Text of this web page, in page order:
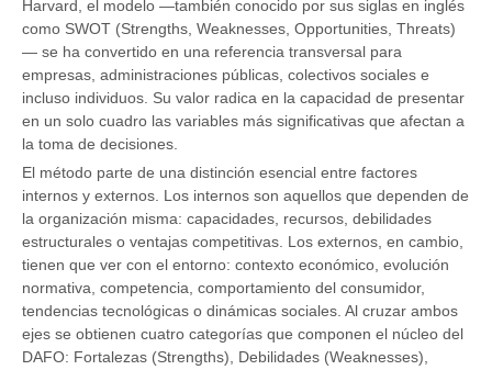
Harvard, el modelo —también conocido por sus siglas en inglés
como SWOT (Strengths, Weaknesses, Opportunities, Threats)
— se ha convertido en una referencia transversal para
empresas, administraciones públicas, colectivos sociales e
incluso individuos. Su valor radica en la capacidad de presentar
en un solo cuadro las variables más significativas que afectan a
la toma de decisiones.
El método parte de una distinción esencial entre factores
internos y externos. Los internos son aquellos que dependen de
la organización misma: capacidades, recursos, debilidades
estructurales o ventajas competitivas. Los externos, en cambio,
tienen que ver con el entorno: contexto económico, evolución
normativa, competencia, comportamiento del consumidor,
tendencias tecnológicas o dinámicas sociales. Al cruzar ambos
ejes se obtienen cuatro categorías que componen el núcleo del
DAFO: Fortalezas (Strengths), Debilidades (Weaknesses),